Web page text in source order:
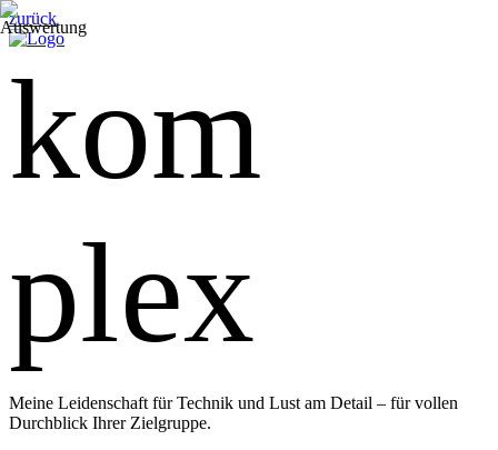
zurück
kom
plex
Meine Leidenschaft für Technik und Lust am Detail – für vollen
Durchblick Ihrer Zielgruppe.